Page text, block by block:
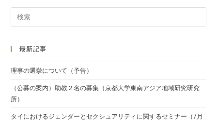
最新記事
理事の選挙について（予告）
（公募の案内）助教２名の募集（京都大学東南アジア地域研究研究
所）
タイにおけるジェンダーとセクシュアリティに関するセミナー（7月